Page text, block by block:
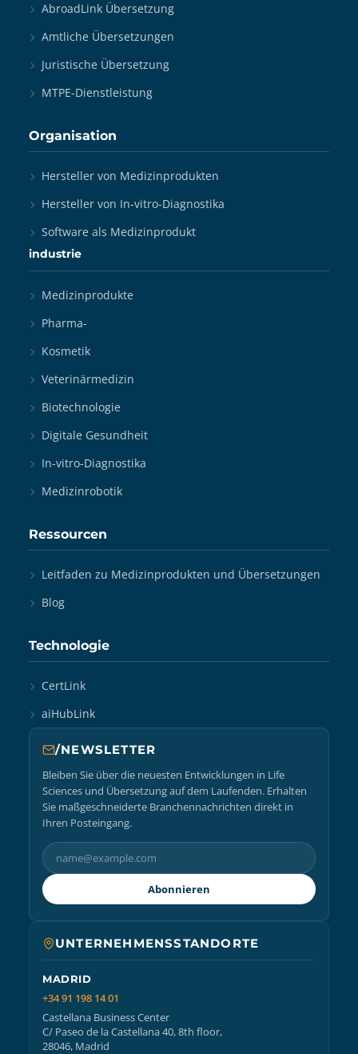
AbroadLink Übersetzung
Amtliche Übersetzungen
Juristische Übersetzung
MTPE-Dienstleistung
Organisation
Hersteller von Medizinprodukten
Hersteller von In-vitro-Diagnostika
Software als Medizinprodukt
industrie
Medizinprodukte
Pharma-
Kosmetik
Veterinärmedizin
Biotechnologie
Digitale Gesundheit
In-vitro-Diagnostika
Medizinrobotik
Ressourcen
Leitfaden zu Medizinprodukten und Übersetzungen
Blog
Technologie
CertLink
aiHubLink
/NEWSLETTER
Bleiben Sie über die neuesten Entwicklungen in Life
Sciences und Übersetzung auf dem Laufenden. Erhalten
Sie maßgeschneiderte Branchennachrichten direkt in
Ihren Posteingang.
Abonnieren
UNTERNEHMENSSTANDORTE
MADRID
+34 91 198 14 01
Castellana Business Center
C/ Paseo de la Castellana 40, 8th floor,
28046, Madrid